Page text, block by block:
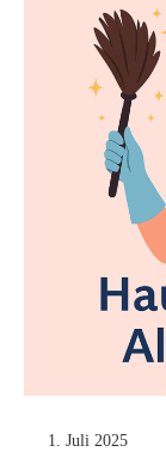
1. Juli 2025